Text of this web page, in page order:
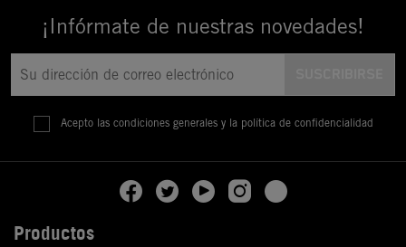
¡Infórmate de nuestras novedades!
Acepto las condiciones generales y la política de confidencialidad
Productos